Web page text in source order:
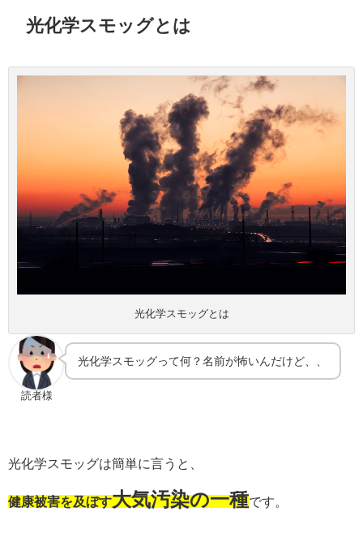
光化学スモッグとは
光化学スモッグとは
読者様
光化学スモッグって何？名前が怖いんだけど、、
光化学スモッグは簡単に言うと、
健康被害を及ぼす大気汚染の一種です。